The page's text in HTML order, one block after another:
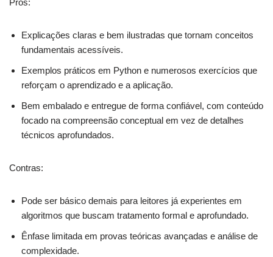
Prós:
Explicações claras e bem ilustradas que tornam conceitos
fundamentais acessíveis.
Exemplos práticos em Python e numerosos exercícios que
reforçam o aprendizado e a aplicação.
Bem embalado e entregue de forma confiável, com conteúdo
focado na compreensão conceptual em vez de detalhes
técnicos aprofundados.
Contras:
Pode ser básico demais para leitores já experientes em
algoritmos que buscam tratamento formal e aprofundado.
Ênfase limitada em provas teóricas avançadas e análise de
complexidade.